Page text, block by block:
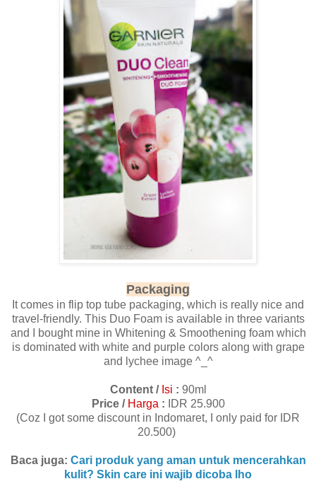
Packaging
It comes in flip top tube packaging, which is really nice and
travel-friendly. This Duo Foam is available in three variants
and I bought mine in Whitening & Smoothening foam which
is dominated with white and purple colors along with grape
and lychee image ^_^
Content / Isi : 90ml
Price / Harga : IDR 25.900
(Coz I got some discount in Indomaret, I only paid for IDR
20.500)
Baca juga: Cari produk yang aman untuk mencerahkan
kulit? Skin care ini wajib dicoba lho